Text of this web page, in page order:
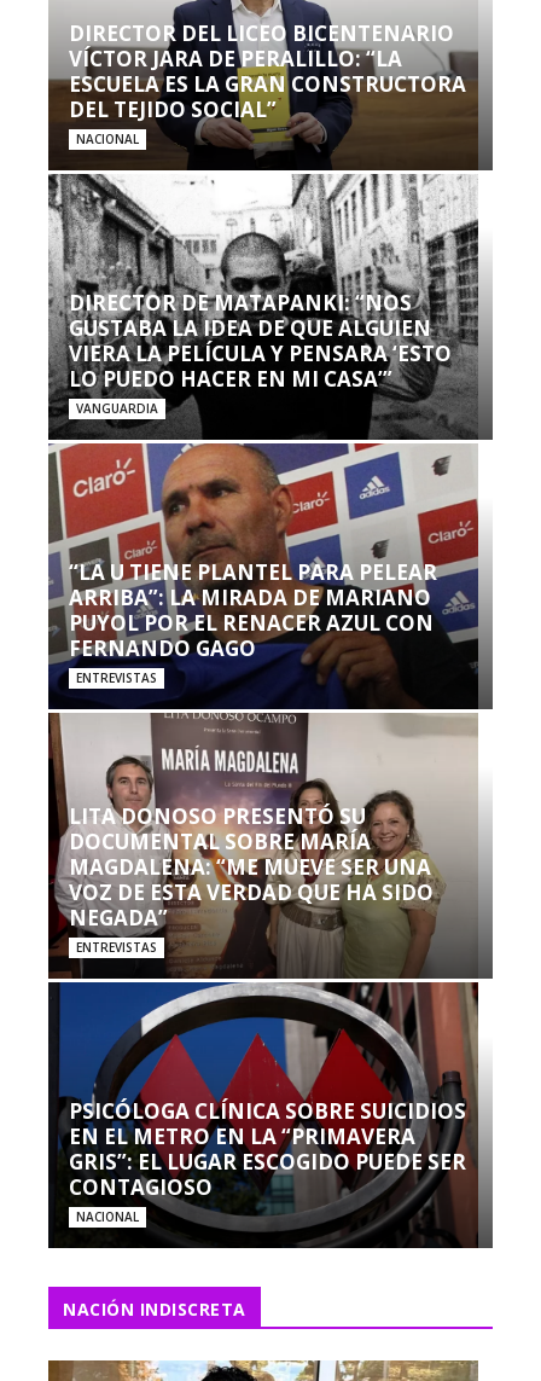
DIRECTOR DEL LICEO BICENTENARIO
VÍCTOR JARA DE PERALILLO: “LA
ESCUELA ES LA GRAN CONSTRUCTORA
DEL TEJIDO SOCIAL”
NACIONAL
DIRECTOR DE MATAPANKI: “NOS
GUSTABA LA IDEA DE QUE ALGUIEN
VIERA LA PELÍCULA Y PENSARA ‘ESTO
LO PUEDO HACER EN MI CASA’”
VANGUARDIA
“LA U TIENE PLANTEL PARA PELEAR
ARRIBA”: LA MIRADA DE MARIANO
PUYOL POR EL RENACER AZUL CON
FERNANDO GAGO
ENTREVISTAS
LITA DONOSO PRESENTÓ SU
DOCUMENTAL SOBRE MARÍA
MAGDALENA: “ME MUEVE SER UNA
VOZ DE ESTA VERDAD QUE HA SIDO
NEGADA”
ENTREVISTAS
PSICÓLOGA CLÍNICA SOBRE SUICIDIOS
EN EL METRO EN LA “PRIMAVERA
GRIS”: EL LUGAR ESCOGIDO PUEDE SER
CONTAGIOSO
NACIONAL
NACIÓN INDISCRETA